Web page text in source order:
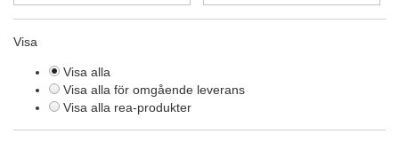
Visa
Visa alla
Visa alla för omgående leverans
Visa alla rea-produkter